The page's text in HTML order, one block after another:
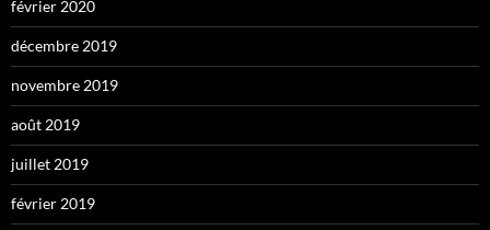
février 2020
décembre 2019
novembre 2019
août 2019
juillet 2019
février 2019